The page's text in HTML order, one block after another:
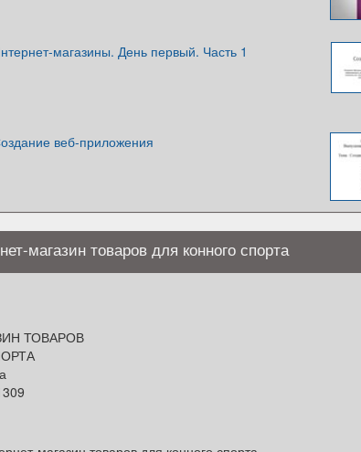
магазины. День первый. Часть 1
веб-приложения
магазин товаров для конного спорта
ТОВАРОВ